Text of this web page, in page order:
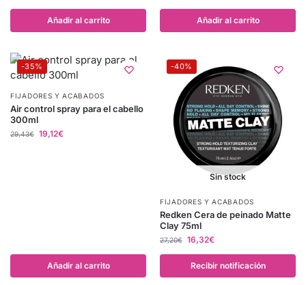
Añadir al carrito Añadir al carrito
-35%
FIJADORES Y ACABADOS
Air control spray para el cabello
300ml
29,43€ 19,12€
Añadir al carrito
-40%
Sin stock
FIJADORES Y ACABADOS
Redken Cera de peinado Matte
Clay 75ml
27,20€ 16,32€
Recibir notificación